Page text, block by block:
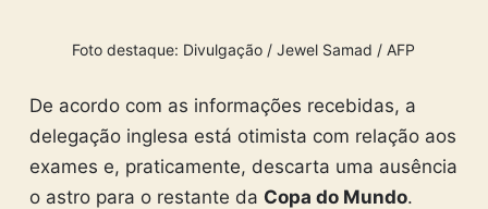
Foto destaque: Divulgação / Jewel Samad / AFP
De acordo com as informações recebidas, a
delegação inglesa está otimista com relação aos
exames e, praticamente, descarta uma ausência
o astro para o restante da Copa do Mundo.